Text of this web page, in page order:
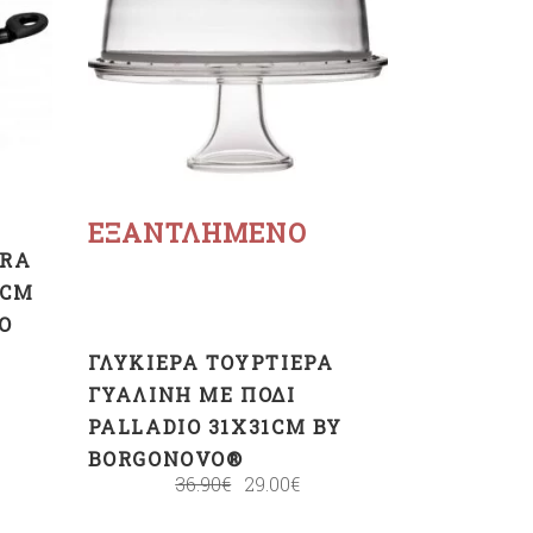
ΕΞΑΝΤΛΗΜΈΝΟ
Διαβάστε
περισσότερα
ΓΛΥΚΙΈΡΑ ΤΟΥΡΤΙΈΡΑ
ΓΥΆΛΙΝΗ ΜΕ ΠΌΔΙ
PALLADIO 31X31CM BY
BORGONOVO®
36.90€ 29.00€